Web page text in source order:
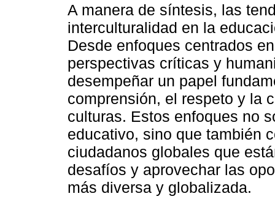
A manera de síntesis, las
interculturalidad en la
Desde enfoques centrados
perspectivas críticas y
desempeñar un papel
comprensión, el respeto y la
culturas. Estos enfoques no
educativo, sino que también
ciudadanos globales que
desafíos y aprovechar las
más diversa y globalizada.